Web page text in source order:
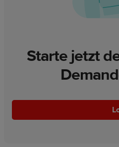
Starte jetzt